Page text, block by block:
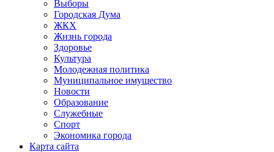
Выборы
Городская Дума
ЖКХ
Жизнь города
Здоровье
Культура
Молодежная политика
Муниципальное имущество
Новости
Образование
Служебные
Спорт
Экономика города
Карта сайта